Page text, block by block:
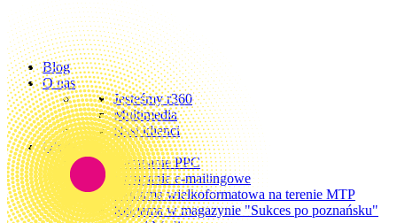
Blog
O nas
Jesteśmy r360
Multimedia
Nasi klienci
Oferta
Kampanie PPC
Kampanie e-mailingowe
Reklama wielkoformatowa na terenie MTP
Reklama w magazynie "Sukces po poznańsku"